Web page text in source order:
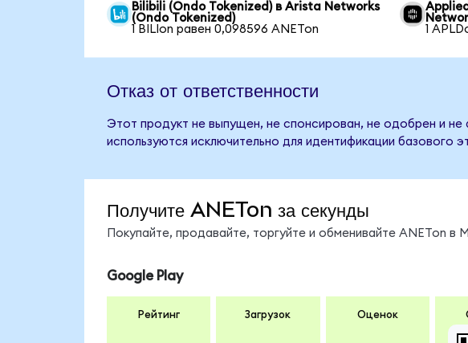
Bilibili (Ondo Tokenized) в Arista Networks
(Ondo Tokenized)
1 BILIon равен 0,098596 ANETon
1
Отказ от ответственности
Этот продукт не выпущен, не спонсирован, не одобрен и
используются исключительно для идентификации базового
Получите ANETon за секунды
Покупайте, продавайте, торгуйте и обменивайте ANETon
Google Play
Рейтинг Загрузок Оценок